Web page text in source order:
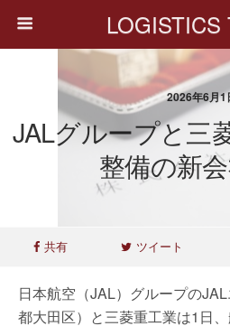
LOGISTICS
2026年6月1
JALグループと三
整備の新
共有 ツイート
日本航空（JAL）グループの
都大田区）と三菱重工業は1日